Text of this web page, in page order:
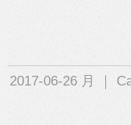
2017-06-26 月 ｜